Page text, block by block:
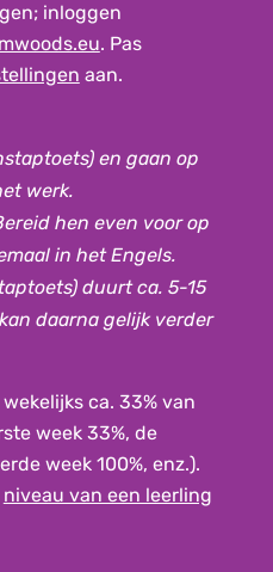
inloggen
. Pas
aan.
en gaan op
werk.
hen even voor op
in het Engels.
duurt ca. 5-15
daarna gelijk verder
ca. 33% van
week 33%, de
week 100%, enz.).
niveau van een leerling